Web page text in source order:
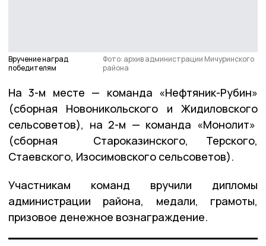
Вручение наград
победителям
Фото: архив администрации Мичуринского
района
На 3-м месте — команда «Нефтяник-Рубин»
(сборная Новоникольского и Жидиловского
сельсоветов), на 2-м — команда «Монолит»
(сборная Староказинского, Терского,
Стаевского, Изосимовского сельсоветов).
Участникам команд вручили дипломы
администрации района, медали, грамоты,
призовое денежное вознаграждение.